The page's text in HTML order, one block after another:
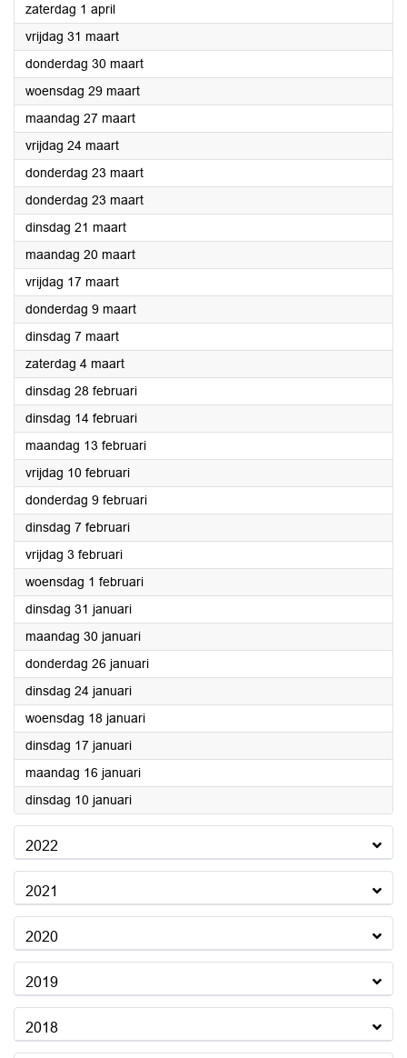
zaterdag 1 april2023
vrijdag 31 maart2023
donderdag 30 maart2023
woensdag 29 maart2023
maandag 27 maart2023
vrijdag 24 maart2023
donderdag 23 maart2023
donderdag 23 maart2023
dinsdag 21 maart2023
maandag 20 maart2023
vrijdag 17 maart2023
donderdag 9 maart2023
dinsdag 7 maart2023
zaterdag 4 maart2023
dinsdag 28 februari2023
dinsdag 14 februari2023
maandag 13 februari2023
vrijdag 10 februari2023
donderdag 9 februari2023
dinsdag 7 februari2023
vrijdag 3 februari2023
woensdag 1 februari2023
dinsdag 31 januari2023
maandag 30 januari2023
donderdag 26 januari2023
dinsdag 24 januari2023
woensdag 18 januari2023
dinsdag 17 januari2023
maandag 16 januari2023
dinsdag 10 januari2023
2022
2021
2020
2019
2018